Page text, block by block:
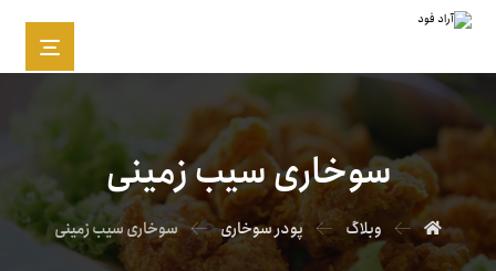
سوخاری سیب زمینی
وبلاگ پودر سوخاری سوخاری سیب زمینی